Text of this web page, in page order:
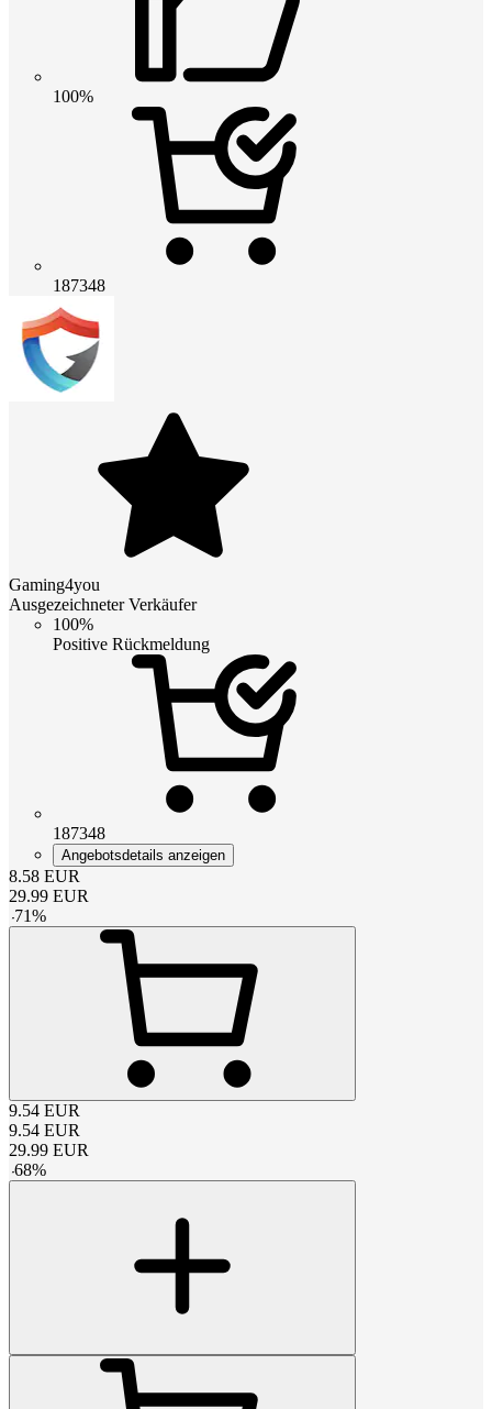
100%
187348
Gaming4you
Ausgezeichneter Verkäufer
100%
Positive Rückmeldung
187348
Angebotsdetails anzeigen
8.58 EUR
29.99 EUR
-71%
9.54 EUR
9.54 EUR
29.99 EUR
-68%